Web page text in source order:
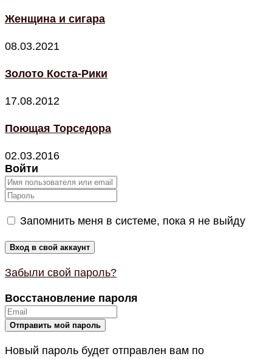
Женщина и сигара
08.03.2021
Золото Коста-Рики
17.08.2012
Поющая Торседора
02.03.2016
Войти
Запомнить меня в системе, пока я не выйду
Забыли свой пароль?
Восстановление пароля
Новый пароль будет отправлен вам по